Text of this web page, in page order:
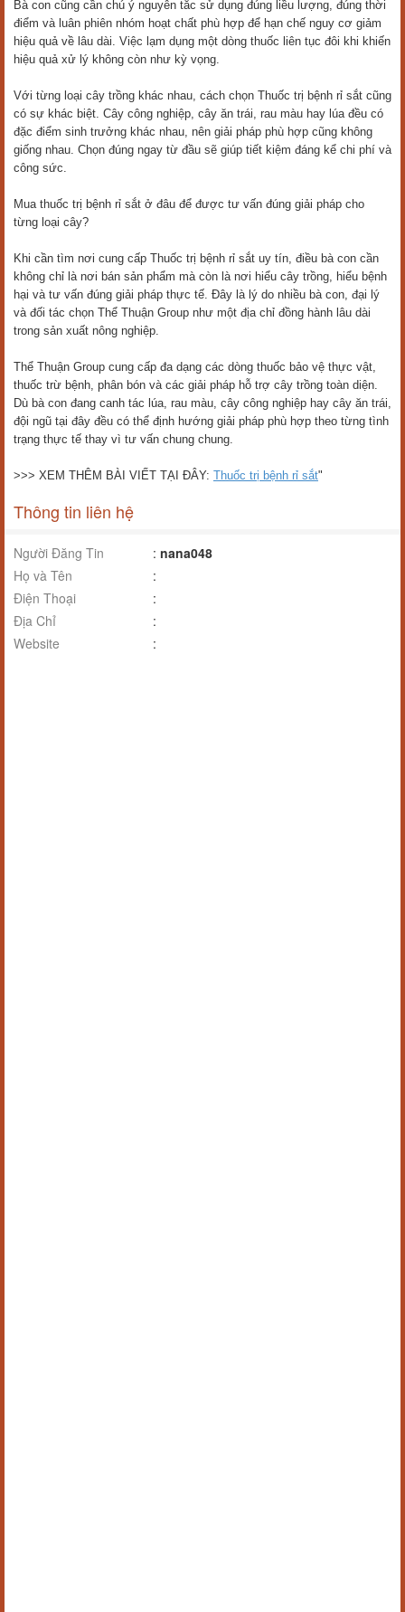
Bà con cũng cần chú ý nguyên tắc sử dụng đúng liều lượng, đúng thời
điểm và luân phiên nhóm hoạt chất phù hợp để hạn chế nguy cơ giảm
hiệu quả về lâu dài. Việc lạm dụng một dòng thuốc liên tục đôi khi khiến
hiệu quả xử lý không còn như kỳ vọng.
Với từng loại cây trồng khác nhau, cách chọn Thuốc trị bệnh rỉ sắt cũng
có sự khác biệt. Cây công nghiệp, cây ăn trái, rau màu hay lúa đều có
đặc điểm sinh trưởng khác nhau, nên giải pháp phù hợp cũng không
giống nhau. Chọn đúng ngay từ đầu sẽ giúp tiết kiệm đáng kể chi phí và
công sức.
Mua thuốc trị bệnh rỉ sắt ở đâu để được tư vấn đúng giải pháp cho
từng loại cây?
Khi cần tìm nơi cung cấp Thuốc trị bệnh rỉ sắt uy tín, điều bà con cần
không chỉ là nơi bán sản phẩm mà còn là nơi hiểu cây trồng, hiểu bệnh
hại và tư vấn đúng giải pháp thực tế. Đây là lý do nhiều bà con, đại lý
và đối tác chọn Thể Thuận Group như một địa chỉ đồng hành lâu dài
trong sản xuất nông nghiệp.
Thể Thuận Group cung cấp đa dạng các dòng thuốc bảo vệ thực vật,
thuốc trừ bệnh, phân bón và các giải pháp hỗ trợ cây trồng toàn diện.
Dù bà con đang canh tác lúa, rau màu, cây công nghiệp hay cây ăn trái,
đội ngũ tại đây đều có thể định hướng giải pháp phù hợp theo từng tình
trạng thực tế thay vì tư vấn chung chung.
>>> XEM THÊM BÀI VIẾT TẠI ĐÂY: Thuốc trị bệnh rỉ sắt"
Thông tin liên hệ
Người Đăng Tin : nana048
Họ và Tên
:
Điện Thoại
:
Địa Chỉ
:
Website
: